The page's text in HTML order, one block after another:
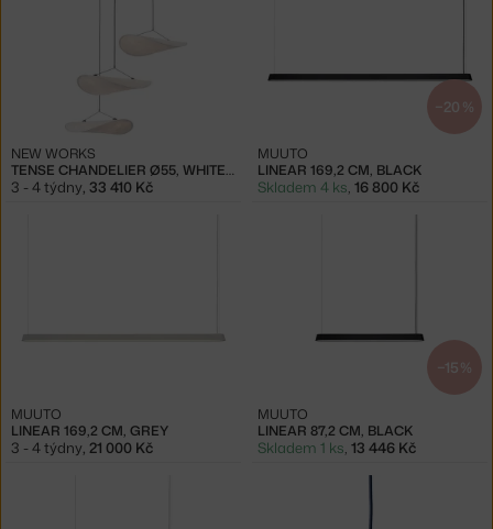
TENSE CHANDELIER Ø55, WHITE TYVEK
NEW WORKS
3 - 4 týdny, 33 410 Kč
−20 %
LINEAR 169,2 CM, BLACK
MUUTO
Skladem 4 ks, 16 800 Kč
LINEAR 169,2 CM, GREY
MUUTO
3 - 4 týdny, 21 000 Kč
−15 %
LINEAR 87,2 CM, BLACK
MUUTO
Skladem 1 ks, 13 446 Kč